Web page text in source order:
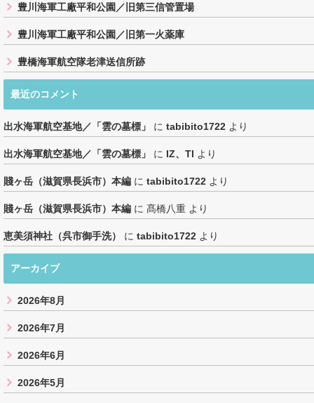
豊川海軍工廠平和公園／旧第三信管置場
豊川海軍工廠平和公園／旧第一火薬庫
豊橋海軍航空隊老津送信所跡
最近のコメント
出水海軍航空基地／「雲の墓標」 に tabibito1722 より
出水海軍航空基地／「雲の墓標」 に IZ、TI より
賤ヶ岳（滋賀県長浜市）本編 に tabibito1722 より
賤ヶ岳（滋賀県長浜市）本編 に 髙橋八重 より
恵美須神社（呉市御手洗） に tabibito1722 より
アーカイブ
2026年8月
2026年7月
2026年6月
2026年5月